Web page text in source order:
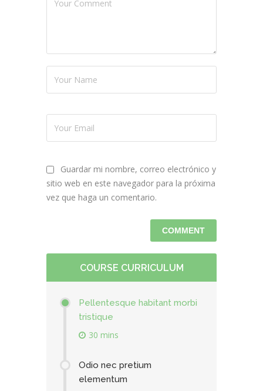
Guardar mi nombre, correo electrónico y
sitio web en este navegador para la próxima
vez que haga un comentario.
COURSE CURRICULUM
Pellentesque habitant morbi
tristique
30 mins
Odio nec pretium
elementum